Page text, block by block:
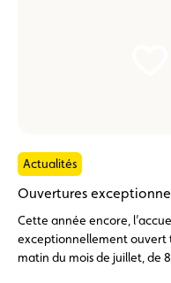
Actualités
Ouvertures
Cette année encore,
exceptionnellement ouvert
matin du mois de juillet, de